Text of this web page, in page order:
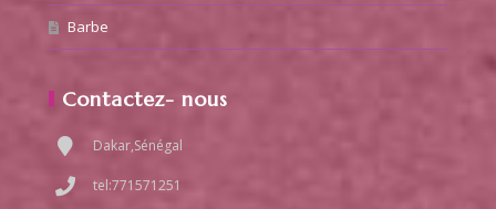
Barbe
Contactez- nous
Dakar,Sénégal
tel:771571251